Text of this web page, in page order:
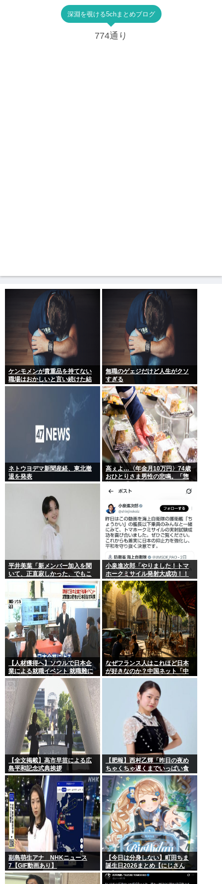
深淵を覗ける5chまとめブログ
774通り
ケンモメンが貴重品を持てない
職場はおかしいと言い続けた結
果 ルールが変わり始めた件
無職のゲェジだけど人生がクソ
すぎる
ネトウヨデマ新聞産経、東北撤
退を発表
高ぇよ…〈年金月10万円〉74歳
おひとりさま男性の悲鳴。「惣
平井美葉「新メンバー加入を聞
いて、正直寂しかった、でもこ
れが新しいビヨなんだと、寂し
さを受け止めるこ
小泉進次郎「やりました！トマ
ホークミサイル発射大成功！！
対中朝露への防衛力を強化して
ますw」
【人材獲得へ】ソウルで日本企
業による就職イベント 就職難に
苦しむ韓国の若者が日本に注目
なぜフランス人はこれほど日本
が好きなのか？中国ネット「中
国人も日本が好き」
【全文掲載】高市早苗による広
島平和記念式典挨拶
【肥報】西村乙輝「昨日の夜め
ちゃくちゃ遅くまでいっぱい食
べた。今日もいっぱい食べてや
る」
副島萌生アナ NHKニュース
7【GIF動画あり】
【今日は分身しない】町田ちま
誕生日2026まとめ【にじさん
じ】